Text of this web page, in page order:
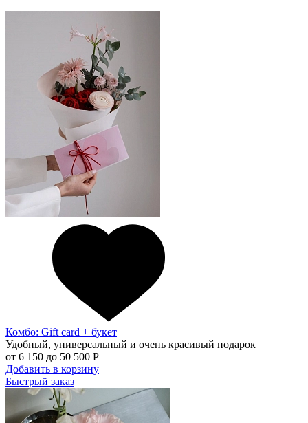
Комбо: Gift card + букет
Удобный, универсальный и очень красивый подарок
от 6 150 до 50 500 Р
Добавить в корзину
Быстрый заказ